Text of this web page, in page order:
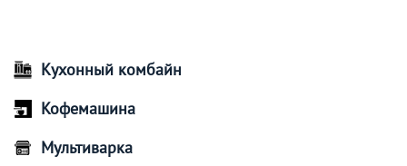
Кухонный комбайн
Кофемашина
Мультиварка